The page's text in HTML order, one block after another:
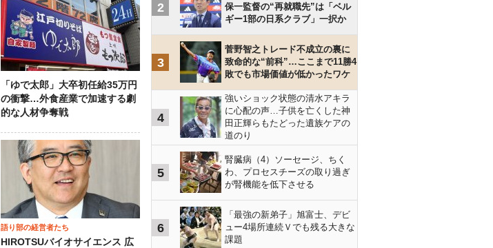
「ゆで太郎」大卒初任給35万円
の衝撃…外食産業で加速する劇
的な人材争奪戦
語り部の経営者たち
HIROTSUバイオサイエンス 広
2
保一監督の“再就職先”は「ベル
ギー1部の日系クラブ」一択か
3
菅野智之トレード不成立の裏に
致命的な“前科”…ここまで11勝4
敗でも市場価値が低かったワケ
4
強いショック状態の清水アキラ
に心配の声…子供を亡くした神
田正輝らもたどった遺族ケアの
道のり
5
腎臓病（4）ソーセージ、ちく
わ、プロセスチーズの取り過ぎ
が腎機能を低下させる
6
「最強の新弟子」旭富士、デビ
ュー4場所連続Ｖでも残る大きな
課題